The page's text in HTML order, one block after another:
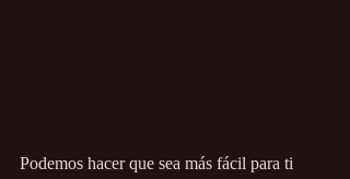
Podemos hacer que sea más fácil para ti